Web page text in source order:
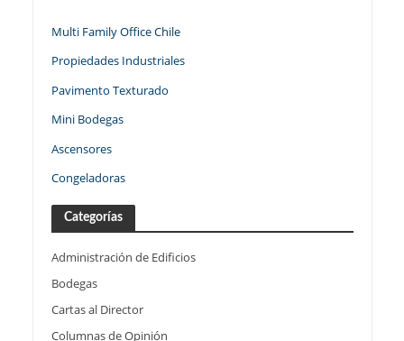
Multi Family Office Chile
Propiedades Industriales
Pavimento Texturado
Mini Bodegas
Ascensores
Congeladoras
Categorías
Administración de Edificios
Bodegas
Cartas al Director
Columnas de Opinión